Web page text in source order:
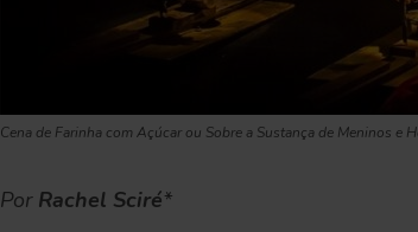
Cena de Farinha com Açúcar ou Sobre a Sustança de Meninos e
Por Rachel Sciré*